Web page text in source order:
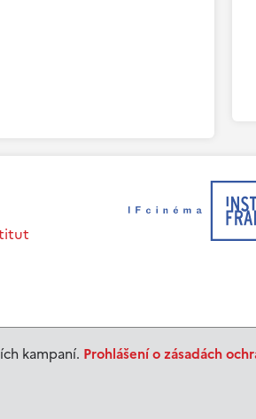
kampaní. Prohlášení o zásadách